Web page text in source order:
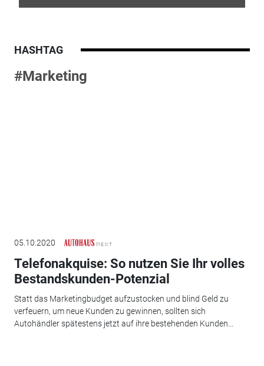
HASHTAG
#Marketing
05.10.2020
Telefonakquise: So nutzen Sie Ihr volles
Bestandskunden-Potenzial
Statt das Marketingbudget aufzustocken und blind Geld zu
verfeuern, um neue Kunden zu gewinnen, sollten sich
Autohändler spätestens jetzt auf ihre bestehenden Kunden...